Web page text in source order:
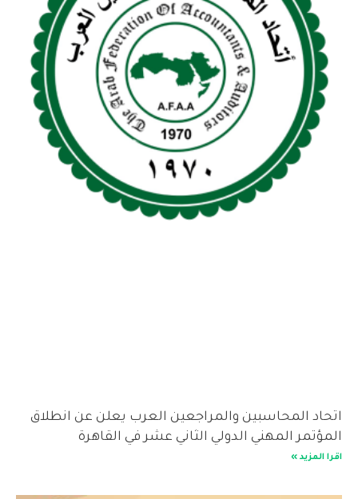
اتحاد المحاسبين والمراجعين العرب يعلن عن انطلاق
المؤتمر المهني الدولي الثاني عشر في القاهرة
اقرا المزيد »